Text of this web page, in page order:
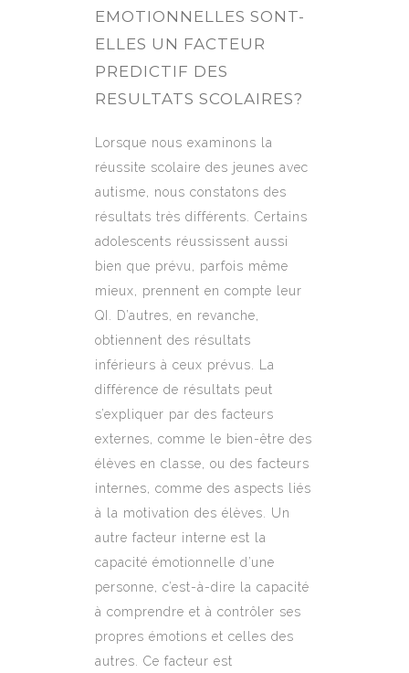
EMOTIONNELLES SONT-
ELLES UN FACTEUR
PREDICTIF DES
RESULTATS SCOLAIRES?
Lorsque nous examinons la
réussite scolaire des jeunes avec
autisme, nous constatons des
résultats très différents. Certains
adolescents réussissent aussi
bien que prévu, parfois même
mieux, prennent en compte leur
QI. D’autres, en revanche,
obtiennent des résultats
inférieurs à ceux prévus. La
différence de résultats peut
s’expliquer par des facteurs
externes, comme le bien-être des
élèves en classe, ou des facteurs
internes, comme des aspects liés
à la motivation des élèves. Un
autre facteur interne est la
capacité émotionnelle d’une
personne, c’est-à-dire la capacité
à comprendre et à contrôler ses
propres émotions et celles des
autres. Ce facteur est